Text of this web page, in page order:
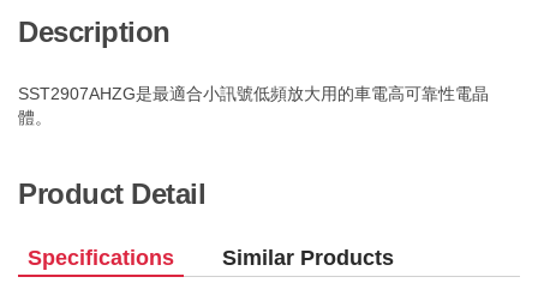
Description
SST2907AHZG是最適合小訊號低頻放大用的車電高可靠性電晶
體。
Product Detail
Specifications Similar Products